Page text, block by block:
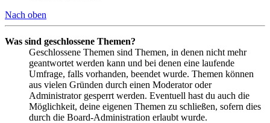
Nach oben
Was sind geschlossene Themen?
Geschlossene Themen sind Themen, in denen nicht mehr
geantwortet werden kann und bei denen eine laufende
Umfrage, falls vorhanden, beendet wurde. Themen können
aus vielen Gründen durch einen Moderator oder
Administrator gesperrt werden. Eventuell hast du auch die
Möglichkeit, deine eigenen Themen zu schließen, sofern dies
durch die Board-Administration erlaubt wurde.